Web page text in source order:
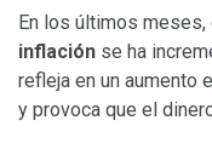
En los últimos meses,
inflación se ha
refleja en un aumento
y provoca que el